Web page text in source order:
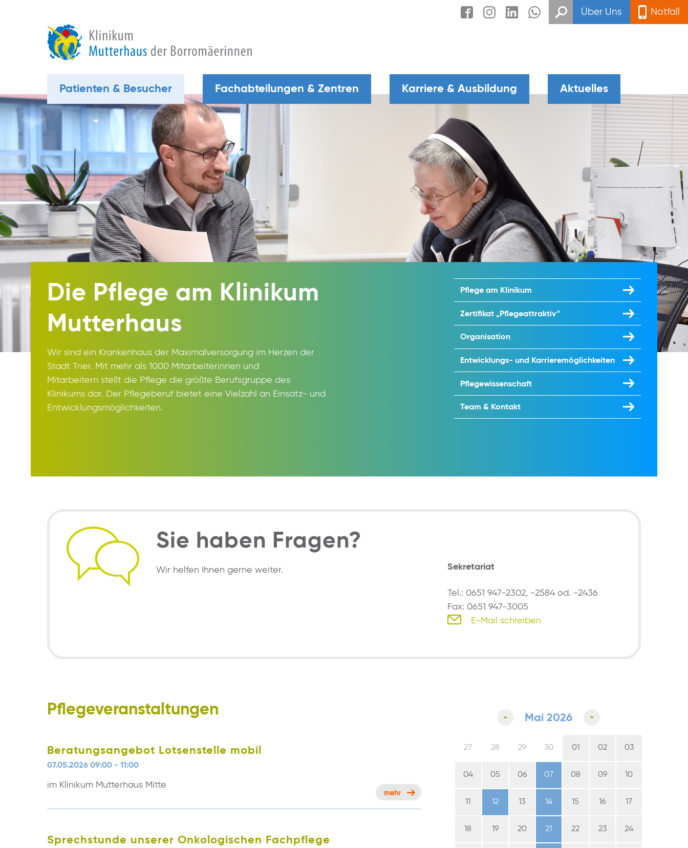
Über Uns Notfall
Patienten & Besucher Fachabteilungen & Zentren Karriere & Ausbildung Aktuelles
Die Pflege am Klinikum
Mutterhaus
Wir sind ein Krankenhaus der Maximalversorgung im Herzen der
Stadt Trier. Mit mehr als 1000 Mitarbeiterinnen und
Mitarbeitern stellt die Pflege die größte Berufsgruppe des
Klinikums dar. Der Pflegeberuf bietet eine Vielzahl an Einsatz- und
Entwicklungsmöglichkeiten.
Pflege am Klinikum
Zertifikat „Pflegeattraktiv“
Organisation
Entwicklungs- und Karrieremöglichkeiten
Pflegewissenschaft
Team & Kontakt
Sie haben Fragen?
Wir helfen Ihnen gerne weiter. Sekretariat
Tel.: 0651 947-2302, -2584 od. -2436
Fax: 0651 947-3005
E-Mail schreiben
Pflegeveranstaltungen
Beratungsangebot Lotsenstelle mobil
07.05.2026 09:00 - 11:00
im Klinikum Mutterhaus Mitte
mehr
Sprechstunde unserer Onkologischen Fachpflege
Mai 2026
27 28 29 30 01 02 03
04 05 06 07 08 09 10
11 12 13 14 15 16 17
18 19 20 21 22 23 24